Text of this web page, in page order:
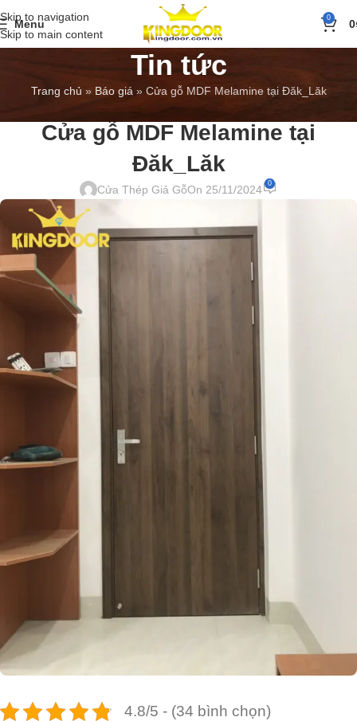
Skip to navigation
Skip to main content
Menu 0 0
Tin tức
Trang chủ » Báo giá » Cửa gỗ MDF Melamine tại Đăk_Lăk
BÁO GIÁ,
Cửa gỗ MDF Melamine tại
Đăk_Lăk
Cửa Thép Giả GỗOn 25/11/2024 0
4.8/5 - (34 bình chọn)